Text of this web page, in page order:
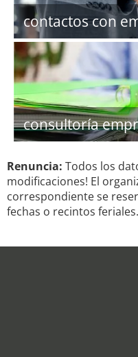
contactos con
consultoría
Renuncia: Todos los
modificaciones! El
correspondiente se
fechas o recintos feriales.